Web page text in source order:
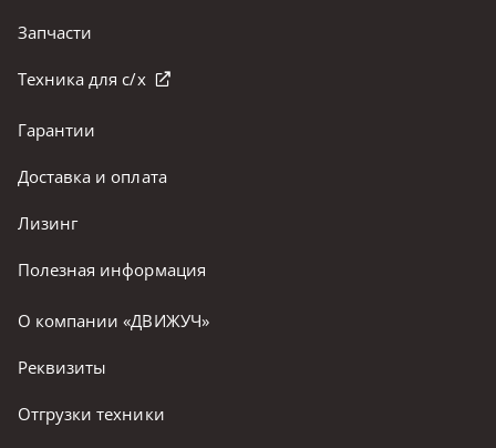
Запчасти
Техника для с/х
Гарантии
Доставка и оплата
Лизинг
Полезная информация
О компании «ДВИЖУЧ»
Реквизиты
Отгрузки техники